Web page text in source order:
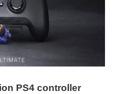
PS4 controller